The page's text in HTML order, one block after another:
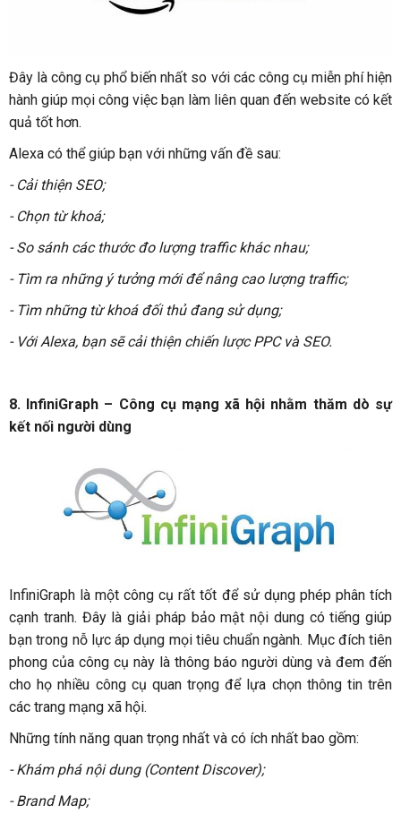
Đây là công cụ phổ biến nhất so với các công cụ miễn phí hiện
hành giúp mọi công việc bạn làm liên quan đến website có kết
quả tốt hơn.
Alexa có thể giúp bạn với những vấn đề sau:
- Cải thiện SEO;
- Chọn từ khoá;
- So sánh các thước đo lượng traffic khác nhau;
- Tìm ra những ý tưởng mới để nâng cao lượng traffic;
- Tìm những từ khoá đối thủ đang sử dụng;
- Với Alexa, bạn sẽ cải thiện chiến lược PPC và SEO.
8. InfiniGraph – Công cụ mạng xã hội nhằm thăm dò sự
kết nối người dùng
InfiniGraph là một công cụ rất tốt để sử dụng phép phân tích
cạnh tranh. Đây là giải pháp bảo mật nội dung có tiếng giúp
bạn trong nỗ lực áp dụng mọi tiêu chuẩn ngành. Mục đích tiên
phong của công cụ này là thông báo người dùng và đem đến
cho họ nhiều công cụ quan trọng để lựa chọn thông tin trên
các trang mạng xã hội.
Những tính năng quan trọng nhất và có ích nhất bao gồm:
- Khám phá nội dung (Content Discover);
- Brand Map;